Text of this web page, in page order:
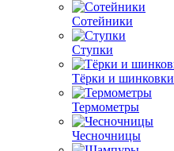
Сотейники
Ступки
Тёрки и шинковки
Термометры
Чесночницы